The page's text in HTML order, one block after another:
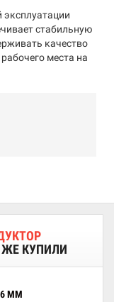
стабильную
качество
места на
ЖЕ КУПИЛИ
ММ